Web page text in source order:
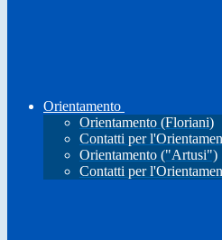
Orientamento
Orientamento (Floriani)
Contatti per
Orientamento ("Artusi")
Contatti per